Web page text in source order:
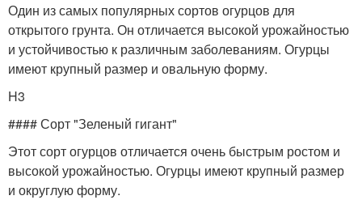
Один из самых популярных сортов огурцов для
открытого грунта. Он отличается высокой урожайностью
и устойчивостью к различным заболеваниям. Огурцы
имеют крупный размер и овальную форму.
H3
#### Сорт "Зеленый гигант"
Этот сорт огурцов отличается очень быстрым ростом и
высокой урожайностью. Огурцы имеют крупный размер
и округлую форму.